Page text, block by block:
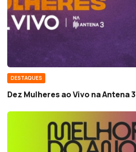
DESTAQUES
Dez Mulheres ao Vivo na Antena 3